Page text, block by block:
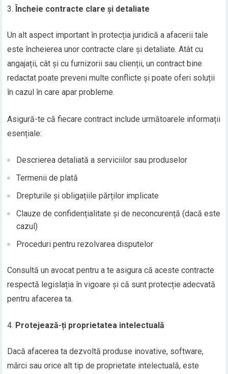
Încheie contracte clare și detaliate
Un alt aspect important în protecția juridică a afacerii tale
este încheierea unor contracte clare și detaliate. Atât cu
angajații, cât și cu furnizorii sau clienții, un contract bine
redactat poate preveni multe conflicte și poate oferi soluții
în cazul în care apar probleme.
Asigură-te că fiecare contract include următoarele informații
esențiale:
Descrierea detaliată a serviciilor sau produselor
Termenii de plată
Drepturile și obligațiile părților implicate
Clauze de confidențialitate și de neconcurență (dacă este
cazul)
Proceduri pentru rezolvarea disputelor
Consultă un avocat pentru a te asigura că aceste contracte
respectă legislația în vigoare și că sunt protecție adecvată
pentru afacerea ta.
Protejează-ți proprietatea intelectuală
Dacă afacerea ta dezvoltă produse inovative, software,
mărci sau orice alt tip de proprietate intelectuală, este